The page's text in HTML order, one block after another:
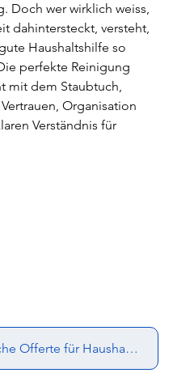
Doch wer wirklich weiss,
dahintersteckt, versteht,
Haushaltshilfe so
perfekte Reinigung
mit dem Staubtuch,
Organisation
Verständnis für
Persönliche Offerte für Haushaltshilfe